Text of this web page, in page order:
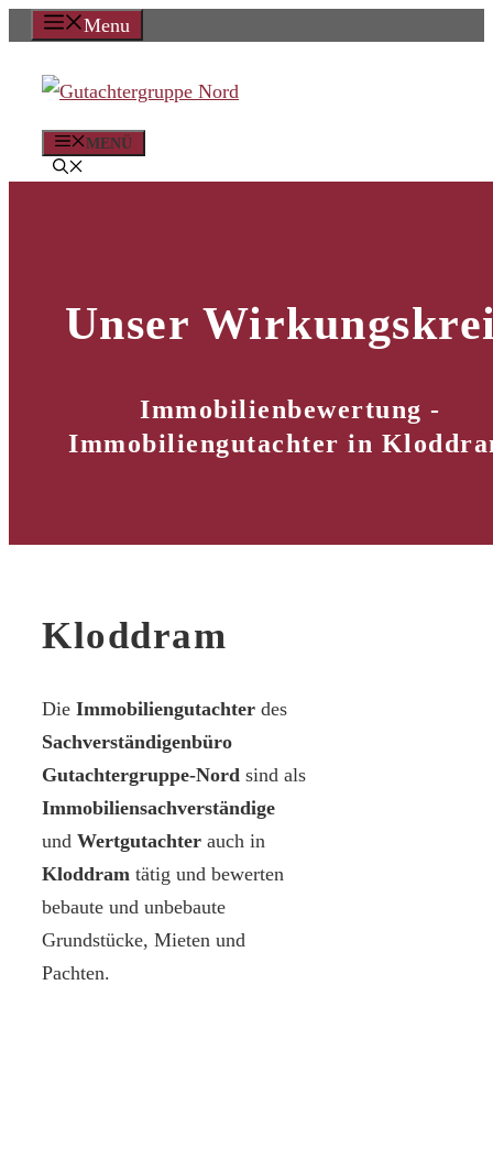
Zum
springen
Menu
MENÜ
Unser
Immobilienbewertung -
Immobiliengutachter in
Kloddram
Die Immobiliengutachter des
Sachverständigenbüro
Gutachtergruppe-Nord sind als
Immobiliensachverständige
und Wertgutachter auch in
Kloddram tätig und bewerten
bebaute und unbebaute
Grundstücke, Mieten und
Pachten.